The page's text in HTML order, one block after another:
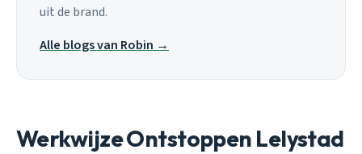
uit de brand.
Alle blogs van Robin →
Werkwijze Ontstoppen Lelystad